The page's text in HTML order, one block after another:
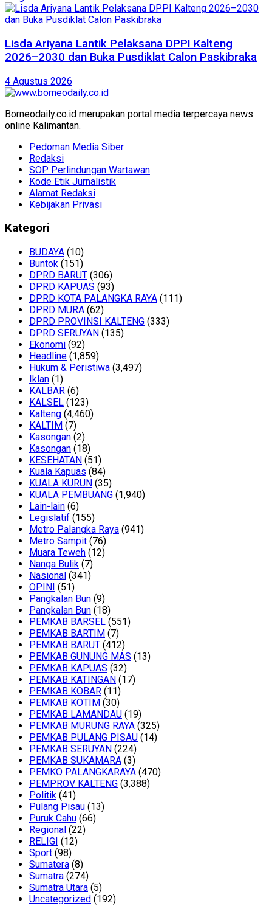
Lisda Ariyana Lantik Pelaksana DPPI Kalteng
2026–2030 dan Buka Pusdiklat Calon Paskibraka
4 Agustus 2026
Borneodaily.co.id merupakan portal media terpercaya news
online Kalimantan.
Pedoman Media Siber
Redaksi
SOP Perlindungan Wartawan
Kode Etik Jurnalistik
Alamat Redaksi
Kebijakan Privasi
Kategori
BUDAYA (10)
Buntok (151)
DPRD BARUT (306)
DPRD KAPUAS (93)
DPRD KOTA PALANGKA RAYA (111)
DPRD MURA (62)
DPRD PROVINSI KALTENG (333)
DPRD SERUYAN (135)
Ekonomi (92)
Headline (1,859)
Hukum & Peristiwa (3,497)
Iklan (1)
KALBAR (6)
KALSEL (123)
Kalteng (4,460)
KALTIM (7)
Kasongan (2)
Kasongan (18)
KESEHATAN (51)
Kuala Kapuas (84)
KUALA KURUN (35)
KUALA PEMBUANG (1,940)
Lain-lain (6)
Legislatif (155)
Metro Palangka Raya (941)
Metro Sampit (76)
Muara Teweh (12)
Nanga Bulik (7)
Nasional (341)
OPINI (51)
Pangkalan Bun (9)
Pangkalan Bun (18)
PEMKAB BARSEL (551)
PEMKAB BARTIM (7)
PEMKAB BARUT (412)
PEMKAB GUNUNG MAS (13)
PEMKAB KAPUAS (32)
PEMKAB KATINGAN (17)
PEMKAB KOBAR (11)
PEMKAB KOTIM (30)
PEMKAB LAMANDAU (19)
PEMKAB MURUNG RAYA (325)
PEMKAB PULANG PISAU (14)
PEMKAB SERUYAN (224)
PEMKAB SUKAMARA (3)
PEMKO PALANGKARAYA (470)
PEMPROV KALTENG (3,388)
Politik (41)
Pulang Pisau (13)
Puruk Cahu (66)
Regional (22)
RELIGI (12)
Sport (98)
Sumatera (8)
Sumatra (274)
Sumatra Utara (5)
Uncategorized (192)